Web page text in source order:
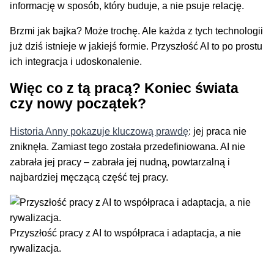
informację w sposób, który buduje, a nie psuje relację.
Brzmi jak bajka? Może trochę. Ale każda z tych technologii
już dziś istnieje w jakiejś formie. Przyszłość AI to po prostu
ich integracja i udoskonalenie.
Więc co z tą pracą? Koniec świata
czy nowy początek?
Historia Anny pokazuje kluczową prawdę: jej praca nie
zniknęła. Zamiast tego została przedefiniowana. AI nie
zabrała jej pracy – zabrała jej nudną, powtarzalną i
najbardziej męczącą część tej pracy.
Przyszłość pracy z AI to współpraca i adaptacja, a nie
rywalizacja.